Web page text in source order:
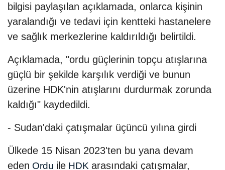
bilgisi paylaşılan açıklamada, onlarca kişinin
yaralandığı ve tedavi için kentteki hastanelere
ve sağlık merkezlerine kaldırıldığı belirtildi.
Açıklamada, "ordu güçlerinin topçu atışlarına
güçlü bir şekilde karşılık verdiği ve bunun
üzerine HDK'nin atışlarını durdurmak zorunda
kaldığı" kaydedildi.
- Sudan'daki çatışmalar üçüncü yılına girdi
Ülkede 15 Nisan 2023'ten bu yana devam
eden Ordu ile HDK arasındaki çatışmalar,